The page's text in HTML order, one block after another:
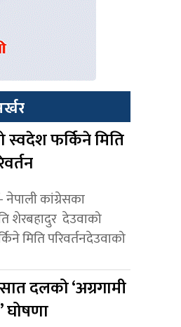
स्वदेश फर्किने मिति
नेपाली कांग्रेसका
शेरबहादुर देउवाको
मिति परिवर्तनदेउवाको
दलको ‘अग्रगामी
घोषणा